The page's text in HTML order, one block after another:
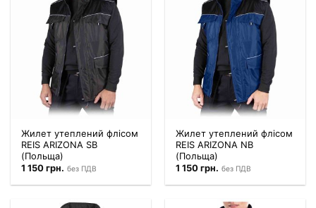
Жилет утеплений флісом
REIS ARIZONA SB
(Польща)
1 150грн. без ПДВ
Жилет утеплений флісом
REIS ARIZONA NB
(Польща)
1 150грн. без ПДВ